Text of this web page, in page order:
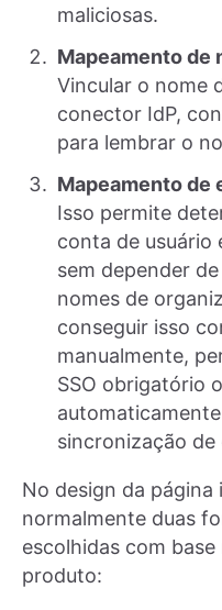
maliciosas.
Mapeamento de
Vincular o nome
conector IdP,
para lembrar o
Mapeamento de
Isso permite
conta de usuário
sem depender
nomes de
conseguir isso
manualmente,
SSO obrigatório
sincronização
No design da página
normalmente duas
escolhidas com
produto: